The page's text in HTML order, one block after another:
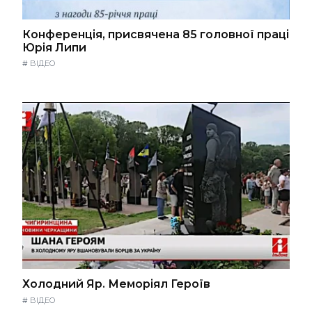
Конференція, присвячена 85 головної праці
Юрія Липи
# ВІДЕО
Холодний Яр. Меморіял Героїв
# ВІДЕО